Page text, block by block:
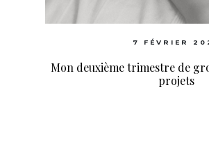
7 FÉVRIER
Mon deuxième trimestre de
projets